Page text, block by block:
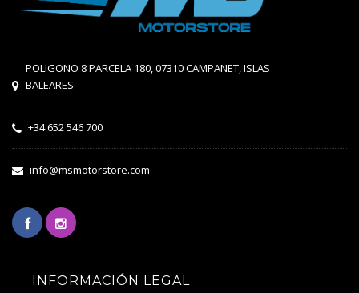
POLIGONO 8 PARCELA 180, 07310 CAMPANET, ISLAS
BALEARES
+34 652 546 700
info@msmotorstore.com
INFORMACIÓN LEGAL